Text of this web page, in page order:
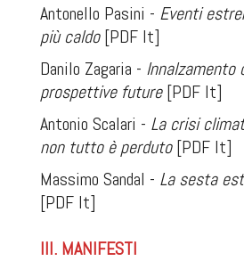
Antonello Pasini - Eventi
più caldo[PDF It]
Danilo Zagaria - Innalzamento
prospettive future[PDF It]
Antonio Scalari - La crisi
non tutto è perduto[PDF It]
Massimo Sandal - La sesta
[PDF It]
III. MANIFESTI